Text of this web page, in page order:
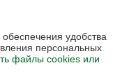
09.02.2026
удобства
персональных
файлы cookies или